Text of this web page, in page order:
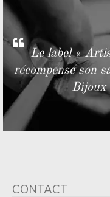
Le label «
récompense son
Bijoux
CONTACT